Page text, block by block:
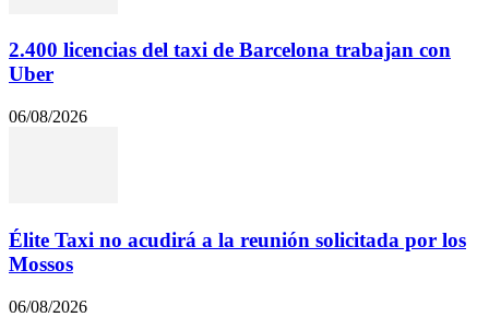
2.400 licencias del taxi de Barcelona trabajan con
Uber
06/08/2026
Élite Taxi no acudirá a la reunión solicitada por los
Mossos
06/08/2026